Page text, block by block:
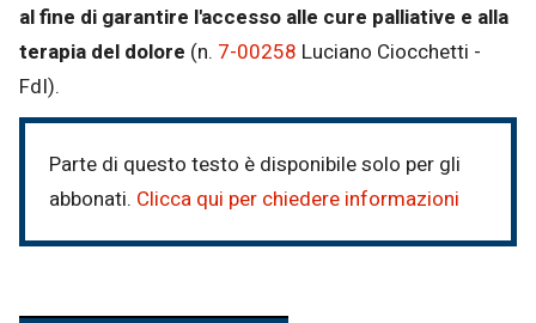
al fine di garantire l'accesso alle cure palliative e alla
terapia del dolore (n. 7-00258 Luciano Ciocchetti -
FdI).
Parte di questo testo è disponibile solo per gli
abbonati. Clicca qui per chiedere informazioni